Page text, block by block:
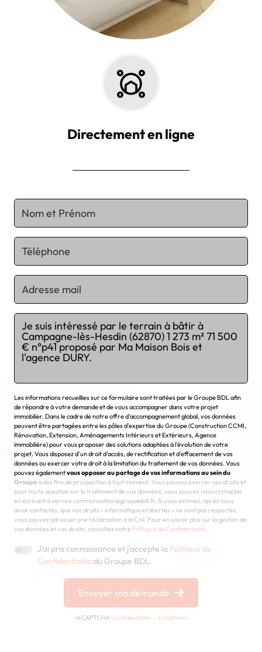
Directement en ligne
Chargement...
Les informations recueillies sur ce formulaire sont traitées par le Groupe BDL afin
de répondre à votre demande et de vous accompagner dans votre projet
immobilier. Dans le cadre de notre offre d'accompagnement global, vos données
peuvent être partagées entre les pôles d'expertise du Groupe (Construction CCMI,
Rénovation, Extension, Aménagements Intérieurs et Extérieurs, Agence
immobilière) pour vous proposer des solutions adaptées à l'évolution de votre
projet. Vous disposez d'un droit d'accès, de rectification et d'effacement de vos
données ou exercer votre droit à la limitation du traitement de vos données. Vous
pouvez égalementvous opposer au partage de vos informations au sein du
Groupeà des fins de prospection à tout moment. Vous pouvez exercer ces droits et
pour toute question sur le traitement de vos données, vous pouvez nous contacter
en écrivant à service communication@groupebdl.fr. Si vous estimez, après nous
avoir contactés, que vos droits « informatique et libertés » ne sont pas respectés,
vous pouvez adresser une réclamation à la Cnil. Pour en savoir plus sur la gestion de
vos données et vos droits, consultez notre Politique de Confidentialité
J'ai pris connaissance et j'accepte la Politique de
Confidentialité du Groupe BDL.
Envoyer ma demande
reCAPTCHA Confidentialité - Conditions